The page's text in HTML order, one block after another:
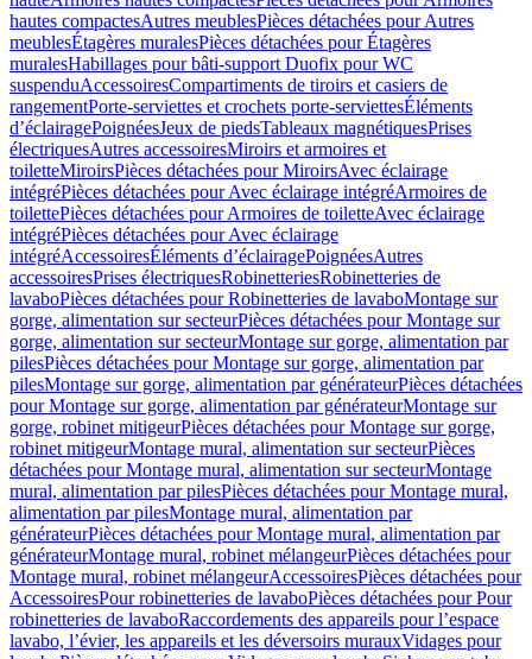
hautes compactesAutres meublesPièces détachées pour Autres
meublesÉtagères muralesPièces détachées pour Étagères
muralesHabillages pour bâti-support Duofix pour WC
suspenduAccessoiresCompartiments de tiroirs et casiers de
rangementPorte-serviettes et crochets porte-serviettesÉléments
d’éclairagePoignéesJeux de piedsTableaux magnétiquesPrises
électriquesAutres accessoiresMiroirs et armoires et
toiletteMiroirsPièces détachées pour MiroirsAvec éclairage
intégréPièces détachées pour Avec éclairage intégréArmoires de
toilettePièces détachées pour Armoires de toiletteAvec éclairage
intégréPièces détachées pour Avec éclairage
intégréAccessoiresÉléments d’éclairagePoignéesAutres
accessoiresPrises électriquesRobinetteriesRobinetteries de
lavaboPièces détachées pour Robinetteries de lavaboMontage sur
gorge, alimentation sur secteurPièces détachées pour Montage sur
gorge, alimentation sur secteurMontage sur gorge, alimentation par
pilesPièces détachées pour Montage sur gorge, alimentation par
pilesMontage sur gorge, alimentation par générateurPièces détachées
pour Montage sur gorge, alimentation par générateurMontage sur
gorge, robinet mitigeurPièces détachées pour Montage sur gorge,
robinet mitigeurMontage mural, alimentation sur secteurPièces
détachées pour Montage mural, alimentation sur secteurMontage
mural, alimentation par pilesPièces détachées pour Montage mural,
alimentation par pilesMontage mural, alimentation par
générateurPièces détachées pour Montage mural, alimentation par
générateurMontage mural, robinet mélangeurPièces détachées pour
Montage mural, robinet mélangeurAccessoiresPièces détachées pour
AccessoiresPour robinetteries de lavaboPièces détachées pour Pour
robinetteries de lavaboRaccordements des appareils pour l’espace
lavabo, l’évier, les appareils et les déversoirs murauxVidages pour